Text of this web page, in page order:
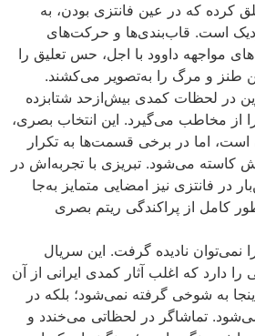
کرده که در عین فانتزی بودن، به
است. قاب‌بندی‌ها و حرکت‌های
مواجهه داوود با اجل، حس تعلیق را
طنز و مرگ را به‌تصویر می‌کشند.
در لحظات کمدی بیش‌ازحد شتابزده
مخاطب می‌گیرد. این انتخاب بصری،
اما در برخی قسمت‌ها به تکرار
کاسته می‌شود. تبریزی با تجربه‌اش در
در فانتزی نیز امضایی متمایز به‌جا
کامل از پراکندگی ریتم بصری
نمی‌توان نادیده گرفت. این سریال
دارد که اغلب آثار کمدی ایرانی از آن
به شوخی گرفته نمی‌شود؛ بلکه در
تماشاگر در لحظاتی می‌خندد و